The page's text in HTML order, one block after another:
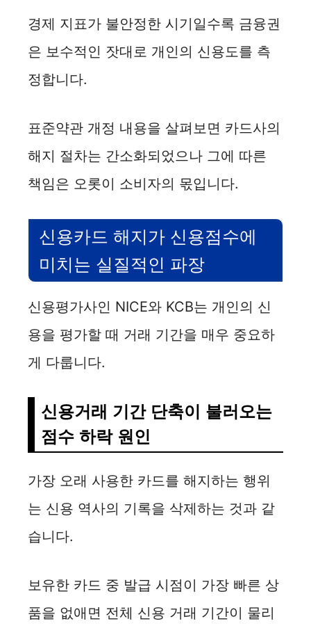
경제 지표가 불안정한 시기일수록 금융권
은 보수적인 잣대로 개인의 신용도를 측
정합니다.
표준약관 개정 내용을 살펴보면 카드사의
해지 절차는 간소화되었으나 그에 따른
책임은 오롯이 소비자의 몫입니다.
신용카드 해지가 신용점수에
미치는 실질적인 파장
신용평가사인 NICE와 KCB는 개인의 신
용을 평가할 때 거래 기간을 매우 중요하
게 다룹니다.
신용거래 기간 단축이 불러오는
점수 하락 원인
가장 오래 사용한 카드를 해지하는 행위
는 신용 역사의 기록을 삭제하는 것과 같
습니다.
보유한 카드 중 발급 시점이 가장 빠른 상
품을 없애면 전체 신용 거래 기간이 물리